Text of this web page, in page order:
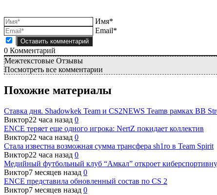
Имя*
Email*
0 Комментарий
Межтекстовые Отзывы
Посмотреть все комментарии
Похожие материалы
Ставка дня. Shadowkek Team и CS2NEWS Teamв рамках BB
Виктор22 часа назад 0
ENCE теряет еще одного игрока: NertZ покидает коллектив
Виктор22 часа назад 0
Стала известна возможная сумма трансфера sh1ro в Team Spirit
Виктор22 часа назад 0
Медийный футбольный клуб “Амкал” откроет
Виктор7 месяцев назад 0
ENCE представила обновленный состав по CS 2
Виктор7 месяцев назад 0